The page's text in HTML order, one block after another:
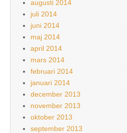
augusti 2014
juli 2014
juni 2014
maj 2014
april 2014
mars 2014
februari 2014
januari 2014
december 2013
november 2013
oktober 2013
september 2013